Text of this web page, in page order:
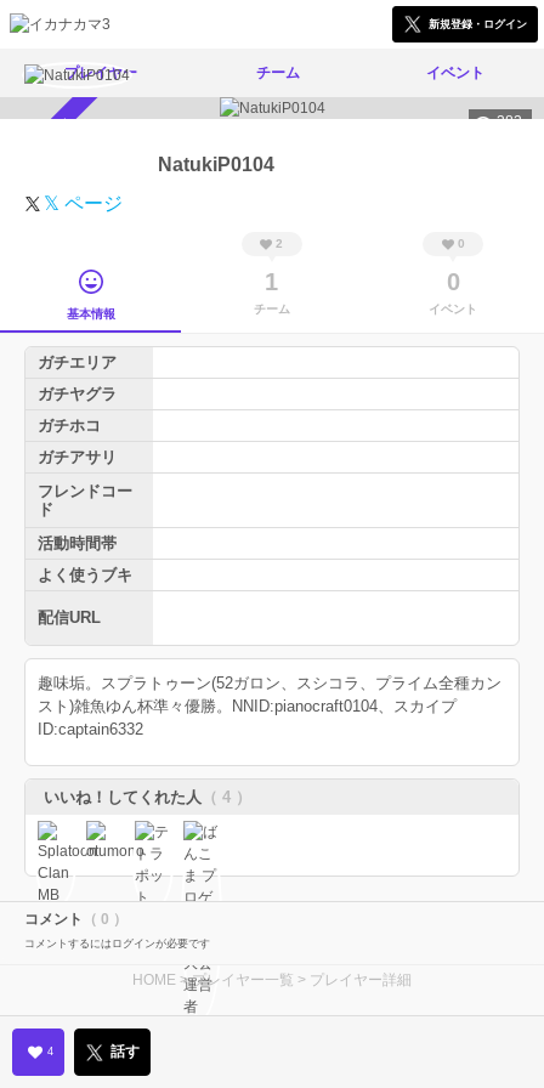
新規登録・ログイン
プレイヤー チーム イベント
383
NatukiP0104
𝕏 ページ
基本情報
2
1
チーム
0
0
イベント
ガチエリア
ガチヤグラ
ガチホコ
ガチアサリ
フレンドコー
ド
活動時間帯
よく使うブキ
配信URL
趣味垢。スプラトゥーン(52ガロン、スシコラ、プライム全種カン
スト)雑魚ゆん杯準々優勝。NNID:pianocraft0104、スカイプ
ID:captain6332
いいね！してくれた人 （ 4 ）
コメント （ 0 ）
コメントするにはログインが必要です
HOME >プレイヤー一覧 > プレイヤー詳細
4 話す